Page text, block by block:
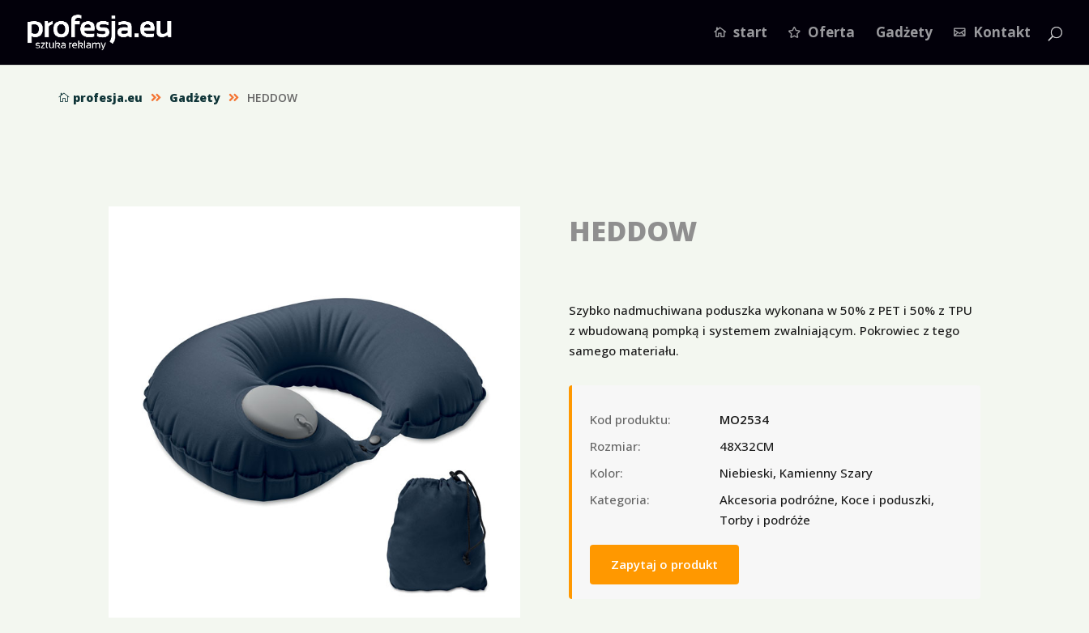
start Oferta Gadżety Kontakt
 profesja.eu  Gadżety  HEDDOW
HEDDOW
Szybko nadmuchiwana poduszka wykonana w 50% z PET i 50% z TPU
z wbudowaną pompką i systemem zwalniającym. Pokrowiec z tego
samego materiału.
Kod produktu:
MO2534
Rozmiar:
48X32CM
Kolor:
Niebieski, Kamienny Szary
Kategoria:
Akcesoria podróżne, Koce i poduszki,
Torby i podróże
Zapytaj o produkt